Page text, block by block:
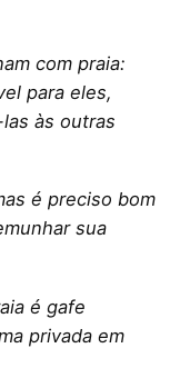
com praia:
para eles,
às outras
é preciso bom
sua
é gafe
privada em